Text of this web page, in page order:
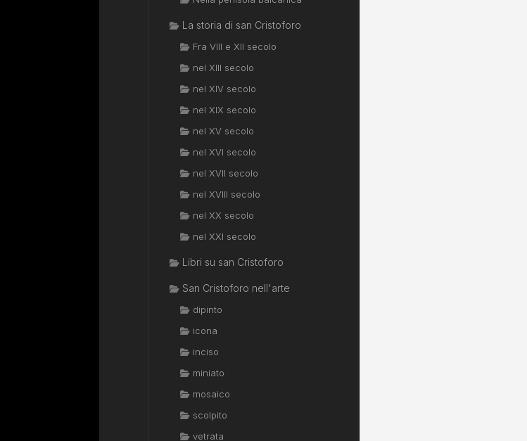
La storia di san Cristoforo
Fra VIII e XII secolo
nel XIII secolo
nel XIV secolo
nel XIX secolo
nel XV secolo
nel XVI secolo
nel XVII secolo
nel XVIII secolo
nel XX secolo
nel XXI secolo
Libri su san Cristoforo
San Cristoforo nell'arte
dipinto
icona
inciso
miniato
mosaico
scolpito
vetrata